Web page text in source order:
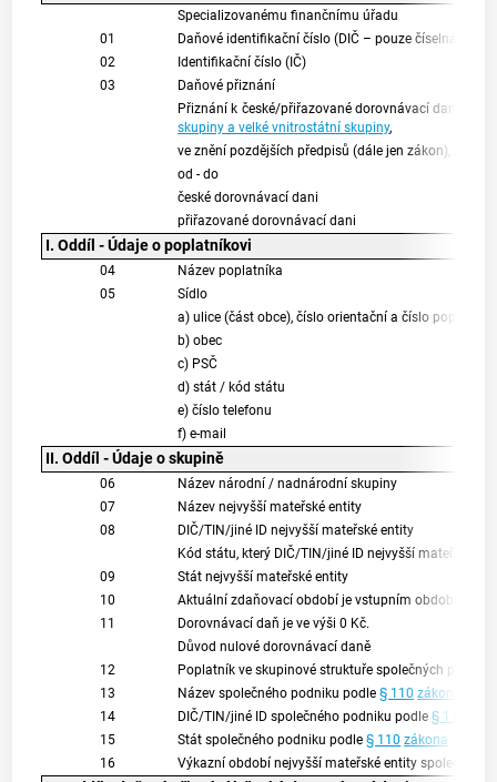
Specializovanému finančnímu úřadu
01
Daňové identifikační číslo (DIČ – pouze číselná část)
02
Identifikační číslo (IČ)
03
Daňové přiznání
Přiznání k české/přiřazované dorovnávací dani
skupiny a velké vnitrostátní skupiny,
ve znění pozdějších předpisů (dále jen zákon), za
od - do
české dorovnávací dani
přiřazované dorovnávací dani
I. Oddíl - Údaje o poplatníkovi
04
Název poplatníka
05
Sídlo
a) ulice (část obce), číslo orientační a číslo popisné
b) obec
c) PSČ
d) stát / kód státu
e) číslo telefonu
f) e-mail
II. Oddíl - Údaje o skupině
06
Název národní / nadnárodní skupiny
07
Název nejvyšší mateřské entity
08
DIČ/TIN/jiné ID nejvyšší mateřské entity
Kód státu, který DIČ/TIN/jiné ID nejvyšší mateřské
09
Stát nejvyšší mateřské entity
10
Aktuální zdaňovací období je vstupním obdobím
11
Dorovnávací daň je ve výši 0 Kč.
Důvod nulové dorovnávací daně
12
Poplatník ve skupinové struktuře společných
13
Název společného podniku podle§ 110 zákona
14
DIČ/TIN/jiné ID společného podniku podle§ 110
15
Stát společného podniku podle§ 110 zákona
16
Výkazní období nejvyšší mateřské entity společného